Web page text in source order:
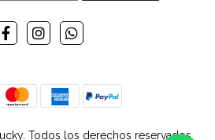
Todos los derechos reservados.